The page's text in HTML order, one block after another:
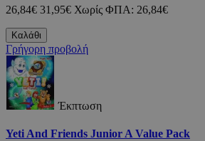
26,84€ 31,95€ Χωρίς ΦΠΑ: 26,84€
Καλάθι
Γρήγορη προβολή
Έκπτωση
Yeti And Friends Junior A Value Pack